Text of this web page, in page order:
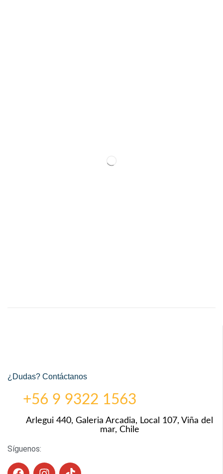
¿Dudas? Contáctanos
+56 9 9322 1563
Arlegui 440, Galeria Arcadia, Local 107, Viña del
mar, Chile
Síguenos: